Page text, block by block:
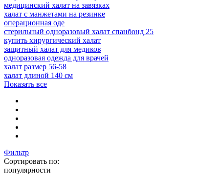
медицинский халат на завязках
халат с манжетами на резинке
операционная оде
стерильный одноразовый халат спанбонд 25
купить хирургический халат
защитный халат для медиков
одноразовая одежда для врачей
халат размер 56-58
халат длиной 140 см
Показать все
Фильтр
Сортировать по:
популярности